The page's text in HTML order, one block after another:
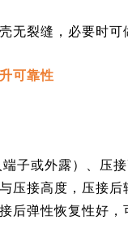
无裂缝，必要时
可靠性
子或外露）、压
压接高度，压接
后弹性恢复性好，